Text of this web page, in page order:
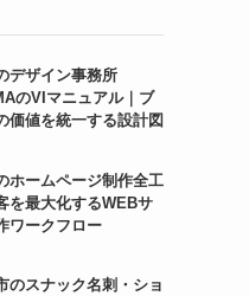
デザイン事務所
のVIマニュアル｜ブ
価値を統一する設計図
ホームページ制作全工
を最大化するWEBサ
ワークフロー
のスナック名刺・ショ